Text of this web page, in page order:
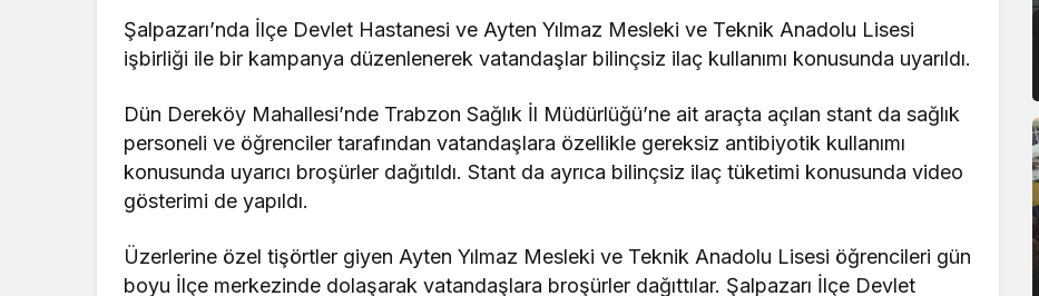
Şalpazarı’nda İlçe Devlet Hastanesi ve Ayten Yılmaz Mesleki ve Teknik Anadolu Lisesi
işbirliği ile bir kampanya düzenlenerek vatandaşlar bilinçsiz ilaç kullanımı konusunda uyarıldı.
Dün Dereköy Mahallesi’nde Trabzon Sağlık İl Müdürlüğü’ne ait araçta açılan stant da sağlık
personeli ve öğrenciler tarafından vatandaşlara özellikle gereksiz antibiyotik kullanımı
konusunda uyarıcı broşürler dağıtıldı. Stant da ayrıca bilinçsiz ilaç tüketimi konusunda video
gösterimi de yapıldı.
Üzerlerine özel tişörtler giyen Ayten Yılmaz Mesleki ve Teknik Anadolu Lisesi öğrencileri gün
boyu İlçe merkezinde dolaşarak vatandaşlara broşürler dağıttılar. Şalpazarı İlçe Devlet